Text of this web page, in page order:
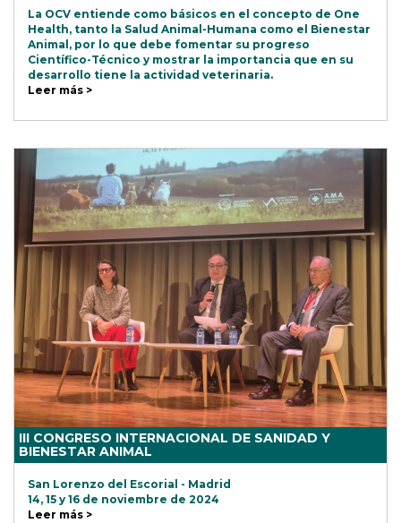
La OCV entiende como básicos en el concepto de One
Health, tanto la Salud Animal-Humana como el Bienestar
Animal, por lo que debe fomentar su progreso
Científico-Técnico y mostrar la importancia que en su
desarrollo tiene la actividad veterinaria.
Leer más >
III CONGRESO INTERNACIONAL DE SANIDAD Y
BIENESTAR ANIMAL
San Lorenzo del Escorial - Madrid
14, 15 y 16 de noviembre de 2024
Leer más >